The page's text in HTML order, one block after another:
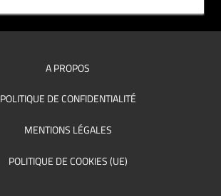
A PROPOS
POLITIQUE DE CONFIDENTIALITÉ
MENTIONS LÉGALES
POLITIQUE DE COOKIES (UE)